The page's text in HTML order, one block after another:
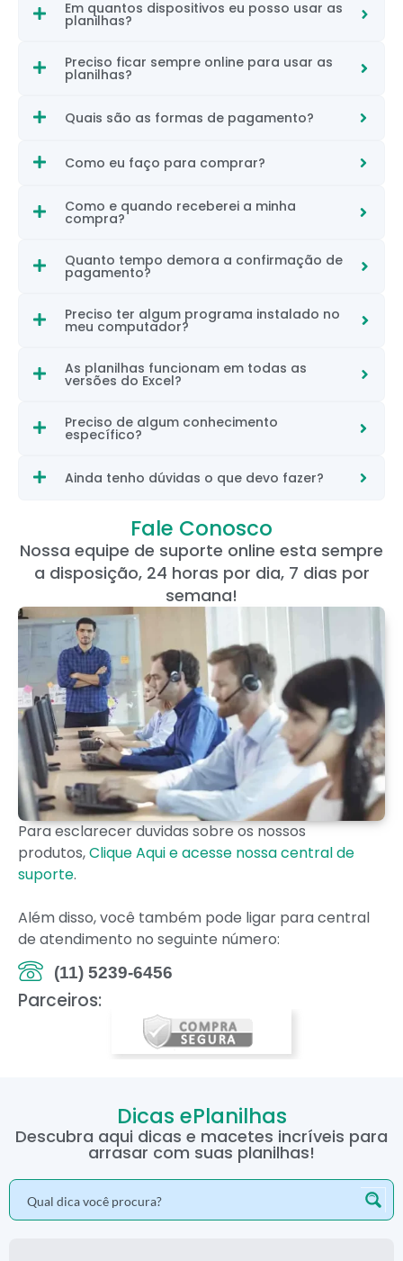
Em quantos dispositivos eu posso usar as
planilhas?
Preciso ficar sempre online para usar as
planilhas?
Quais são as formas de pagamento?
Como eu faço para comprar?
Como e quando receberei a minha
compra?
Quanto tempo demora a confirmação de
pagamento?
Preciso ter algum programa instalado no
meu computador?
As planilhas funcionam em todas as
versões do Excel?
Preciso de algum conhecimento
específico?
Ainda tenho dúvidas o que devo fazer?
Fale Conosco
Nossa equipe de suporte online esta sempre
a disposição, 24 horas por dia, 7 dias por
semana!
Para esclarecer duvidas sobre os nossos
produtos,Clique Aqui e acesse nossa central de
suporte.
Além disso, você também pode ligar para central
de atendimento no seguinte número:
(11) 5239-6456
Parceiros:
Dicas ePlanilhas
Descubra aqui dicas e macetes incríveis para
arrasar com suas planilhas!